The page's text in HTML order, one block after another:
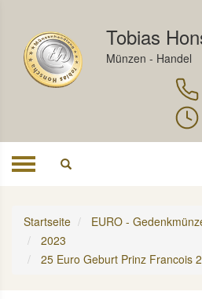
Tobias
Münzen - Handel
Toggle
Startseite EURO -
2023
25 Euro Geburt Prinz Francois